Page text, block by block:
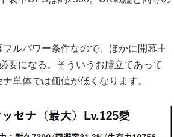
フルパワー条件なので、ほかに開幕主
要になる。そういうお膳立てあって
単体では価値が低くなります。